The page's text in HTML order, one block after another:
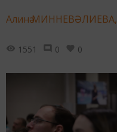
Алинә МИННЕВӘЛИЕВА,
1551 0 0